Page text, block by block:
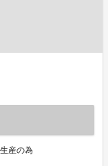
産の為